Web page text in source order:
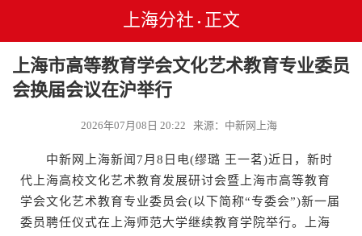
上海分社 • 正文
上海市高等教育学会文化艺术教育专业委员
会换届会议在沪举行
2026年07月08日 20:22 来源：中新网上海
中新网上海新闻7月8日电(缪璐 王一茗)近日，新时
代上海高校文化艺术教育发展研讨会暨上海市高等教育
学会文化艺术教育专业委员会(以下简称“专委会”)新一届
委员聘任仪式在上海师范大学继续教育学院举行。上海